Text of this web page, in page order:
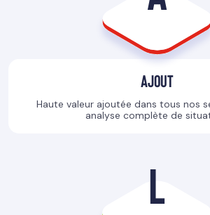
Ajout
Haute valeur ajoutée dans tous nos
analyse complète de
L